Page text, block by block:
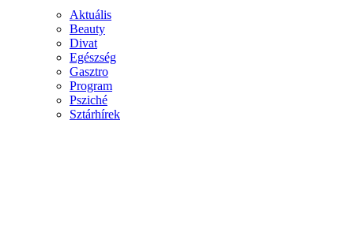
Aktuális
Beauty
Divat
Egészség
Gasztro
Program
Psziché
Sztárhírek